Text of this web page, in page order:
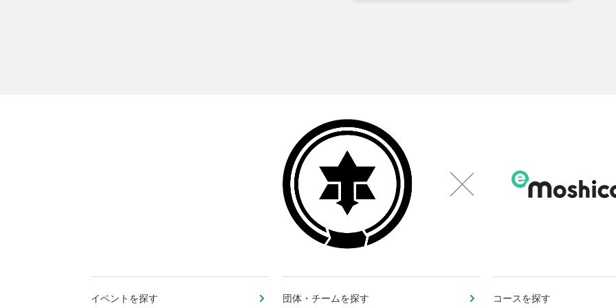
イベントを探す 団体・チームを探す コースを探す